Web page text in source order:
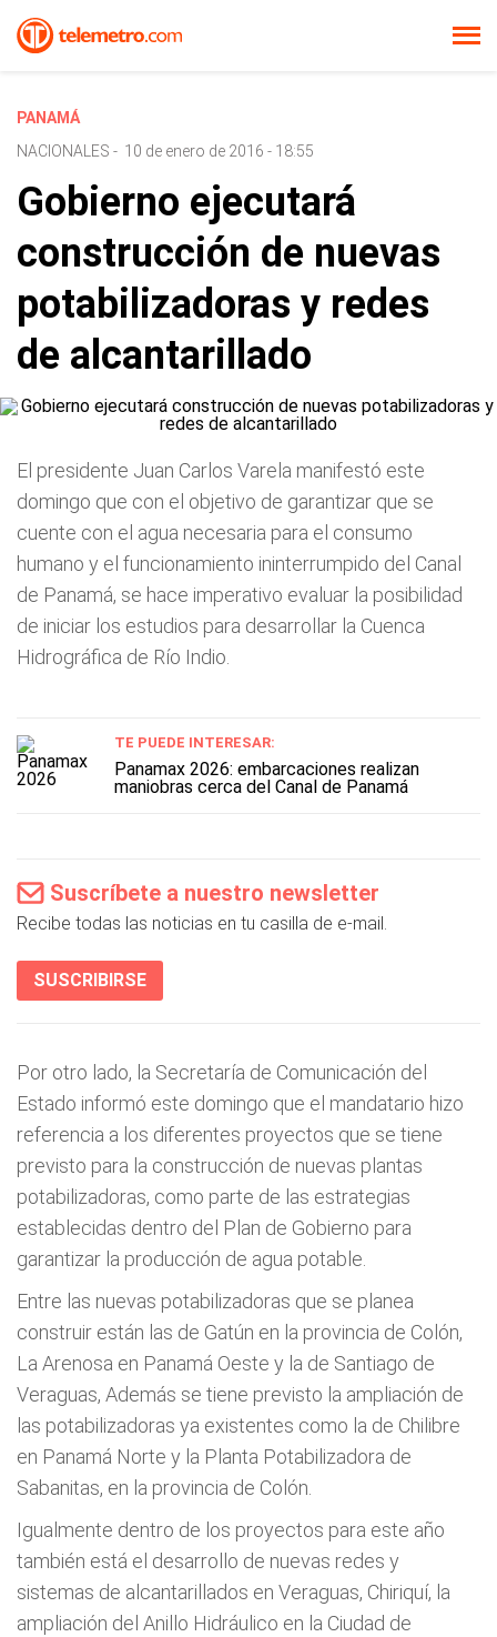
PANAMÁ
NACIONALES - 10 de enero de 2016 - 18:55
Gobierno ejecutará
construcción de nuevas
potabilizadoras y redes
de alcantarillado
El presidente Juan Carlos Varela manifestó este
domingo que con el objetivo de garantizar que se
cuente con el agua necesaria para el consumo
humano y el funcionamiento ininterrumpido del Canal
de Panamá, se hace imperativo evaluar la posibilidad
de iniciar los estudios para desarrollar la Cuenca
Hidrográfica de Río Indio.
TE PUEDE INTERESAR:
Panamax 2026: embarcaciones realizan
maniobras cerca del Canal de Panamá
Suscríbete a nuestro newsletter
Recibe todas las noticias en tu casilla de e-mail.
SUSCRIBIRSE
Por otro lado, la Secretaría de Comunicación del
Estado informó este domingo que el mandatario hizo
referencia a los diferentes proyectos que se tiene
previsto para la construcción de nuevas plantas
potabilizadoras, como parte de las estrategias
establecidas dentro del Plan de Gobierno para
garantizar la producción de agua potable.
Entre las nuevas potabilizadoras que se planea
construir están las de Gatún en la provincia de Colón,
La Arenosa en Panamá Oeste y la de Santiago de
Veraguas, Además se tiene previsto la ampliación de
las potabilizadoras ya existentes como la de Chilibre
en Panamá Norte y la Planta Potabilizadora de
Sabanitas, en la provincia de Colón.
Igualmente dentro de los proyectos para este año
también está el desarrollo de nuevas redes y
sistemas de alcantarillados en Veraguas, Chiriquí, la
ampliación del Anillo Hidráulico en la Ciudad de